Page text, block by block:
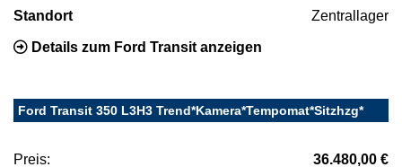
Standort Zentrallager
Details zum Ford Transit anzeigen
Ford Transit 350 L3H3 Trend*Kamera*Tempomat*Sitzhzg*
Preis: 36.480,00 €